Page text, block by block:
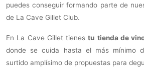
puedes conseguir formando parte de
de La Cave Gillet Club.
En La Cave Gillet tienestu tienda de
donde se cuida hasta el más mínimo
surtido amplísimo de propuestas para